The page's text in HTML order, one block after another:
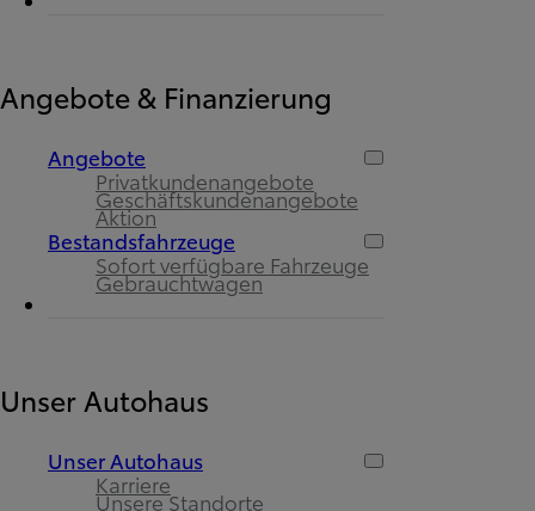
Angebote & Finanzierung
Angebote
Privatkundenangebote
Geschäftskundenangebote
Aktion
Bestandsfahrzeuge
Sofort verfügbare Fahrzeuge
Gebrauchtwagen
Unser Autohaus
Unser Autohaus
Karriere
Unsere Standorte